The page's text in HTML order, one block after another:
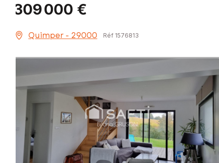
309 000 €
Quimper - 29000 Réf 1576813